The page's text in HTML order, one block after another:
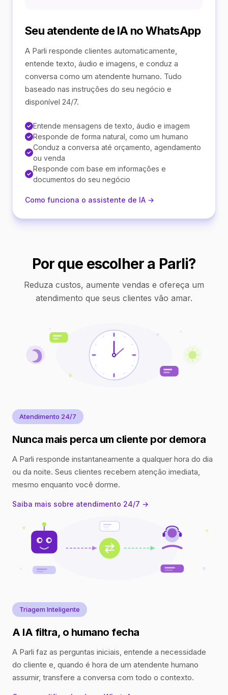
Seu atendente de IA no WhatsApp
A Parli responde clientes automaticamente,
entende texto, áudio e imagens, e conduz a
conversa como um atendente humano. Tudo
baseado nas instruções do seu negócio e
disponível 24/7.
Entende mensagens de texto, áudio e imagem
Responde de forma natural, como um humano
Conduz a conversa até orçamento, agendamento
ou venda
Responde com base em informações e
documentos do seu negócio
Como funciona o assistente de IA →
Por que escolher a Parli?
Reduza custos, aumente vendas e ofereça um
atendimento que seus clientes vão amar.
Atendimento 24/7
Nunca mais perca um cliente por demora
A Parli responde instantaneamente a qualquer hora do dia
ou da noite. Seus clientes recebem atenção imediata,
mesmo enquanto você dorme.
Saiba mais sobre atendimento 24/7 →
Triagem Inteligente
A IA filtra, o humano fecha
A Parli faz as perguntas iniciais, entende a necessidade
do cliente e, quando é hora de um atendente humano
assumir, transfere a conversa com todo o contexto.